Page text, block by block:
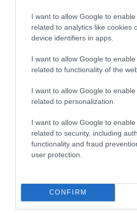
I want to allow Google to
related to analytics like cookies
device identifiers in apps.
I want to allow Google to
related to functionality of the
I want to allow Google to
related to personalization.
I want to allow Google to
related to security, including
functionality and fraud
user protection.
CONFIRM
Alapok
Tanácsok
Eszközök
Énmárka
Inspiráció